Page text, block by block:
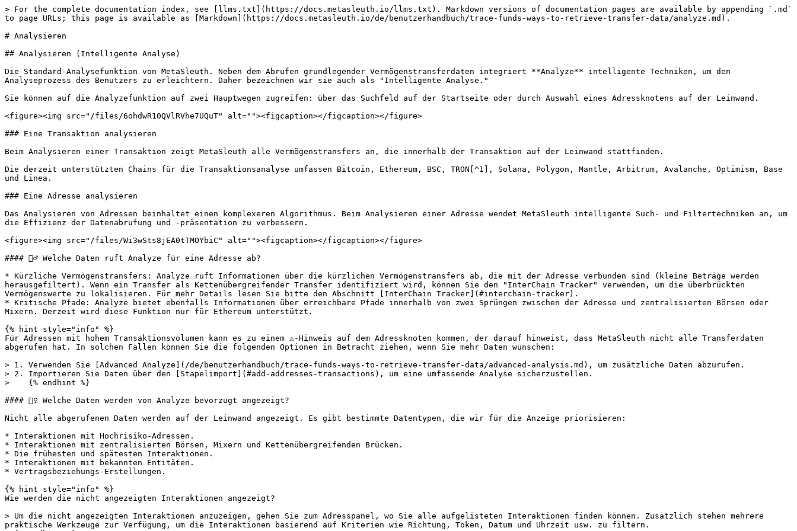
> For the complete documentation index, see [llms.txt](https://docs.metasleuth.io/llms.txt). Markdown versions of documentation pages are available by appending `.md`
to page URLs; this page is available as [Markdown](https://docs.metasleuth.io/de/benutzerhandbuch/trace-funds-ways-to-retrieve-transfer-data/analyze.md).
# Analysieren
## Analysieren (Intelligente Analyse)
Die Standard-Analysefunktion von MetaSleuth. Neben dem Abrufen grundlegender Vermögenstransferdaten integriert **Analyze** intelligente Techniken, um den
Analyseprozess des Benutzers zu erleichtern. Daher bezeichnen wir sie auch als "Intelligente Analyse."
Sie können auf die Analyzefunktion auf zwei Hauptwegen zugreifen: über das Suchfeld auf der Startseite oder durch Auswahl eines Adressknotens auf der Leinwand.
<figure><img src="/files/6ohdwR10QVlRVhe7UQuT" alt=""><figcaption></figcaption></figure>
### Eine Transaktion analysieren
Beim Analysieren einer Transaktion zeigt MetaSleuth alle Vermögenstransfers an, die innerhalb der Transaktion auf der Leinwand stattfinden.
Die derzeit unterstützten Chains für die Transaktionsanalyse umfassen Bitcoin, Ethereum, BSC, TRON[^1], Solana, Polygon, Mantle, Arbitrum, Avalanche, Optimism, Base
und Linea.
### Eine Adresse analysieren
Das Analysieren von Adressen beinhaltet einen komplexeren Algorithmus. Beim Analysieren einer Adresse wendet MetaSleuth intelligente Such- und Filtertechniken an, um
die Effizienz der Datenabrufung und -präsentation zu verbessern.
<figure><img src="/files/Wi3wSts8jEA0tTMOYbiC" alt=""><figcaption></figcaption></figure>
#### 🙋‍♂️ Welche Daten ruft Analyze für eine Adresse ab?
* Kürzliche Vermögenstransfers: Analyze ruft Informationen über die kürzlichen Vermögenstransfers ab, die mit der Adresse verbunden sind (kleine Beträge werden
herausgefiltert). Wenn ein Transfer als Kettenübergreifender Transfer identifiziert wird, können Sie den "InterChain Tracker" verwenden, um die überbrückten
Vermögenswerte zu lokalisieren. Für mehr Details lesen Sie bitte den Abschnitt [InterChain Tracker](#interchain-tracker).
* Kritische Pfade: Analyze bietet ebenfalls Informationen über erreichbare Pfade innerhalb von zwei Sprüngen zwischen der Adresse und zentralisierten Börsen oder
Mixern. Derzeit wird diese Funktion nur für Ethereum unterstützt.
{% hint style="info" %}
Für Adressen mit hohem Transaktionsvolumen kann es zu einem ⚠️-Hinweis auf dem Adressknoten kommen, der darauf hinweist, dass MetaSleuth nicht alle Transferdaten
abgerufen hat. In solchen Fällen können Sie die folgenden Optionen in Betracht ziehen, wenn Sie mehr Daten wünschen:
> 1. Verwenden Sie [Advanced Analyze](/de/benutzerhandbuch/trace-funds-ways-to-retrieve-transfer-data/advanced-analysis.md), um zusätzliche Daten abzurufen.
> 2. Importieren Sie Daten über den [Stapelimport](#add-addresses-transactions), um eine umfassende Analyse sicherzustellen.
>    {% endhint %}
#### 🙋‍♀️ Welche Daten werden von Analyze bevorzugt angezeigt?
Nicht alle abgerufenen Daten werden auf der Leinwand angezeigt. Es gibt bestimmte Datentypen, die wir für die Anzeige priorisieren:
* Interaktionen mit Hochrisiko-Adressen.
* Interaktionen mit zentralisierten Börsen, Mixern und Kettenübergreifenden Brücken.
* Die frühesten und spätesten Interaktionen.
* Interaktionen mit bekannten Entitäten.
* Vertragsbeziehungs-Erstellungen.
{% hint style="info" %}
Wie werden die nicht angezeigten Interaktionen angezeigt?
> Um die nicht angezeigten Interaktionen anzuzeigen, gehen Sie zum Adresspanel, wo Sie alle aufgelisteten Interaktionen finden können. Zusätzlich stehen mehrere
praktische Werkzeuge zur Verfügung, um die Interaktionen basierend auf Kriterien wie Richtung, Token, Datum und Uhrzeit usw. zu filtern.